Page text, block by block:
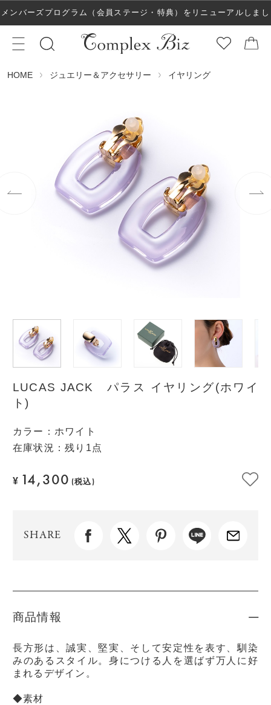
メンバーズプログラム（会員ステージ・特典）をリニューアルしまし
た！
HOME ジュエリー＆アクセサリー イヤリング
LUCAS JACK パラス イヤリング(ホワイ
ト)
カラー ： ホワイト
在庫状況：残り1点
¥ 14,300 (税込)
SHARE
商品情報
長方形は、誠実、堅実、そして安定性を表す、馴染
みのあるスタイル。身につける人を選ばず万人に好
まれるデザイン。
◆素材